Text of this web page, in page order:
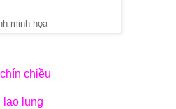
minh họa
chiều
lao lung